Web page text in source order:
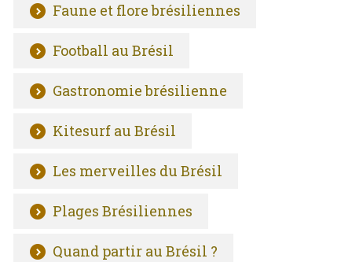
Faune et flore brésiliennes
Football au Brésil
Gastronomie brésilienne
Kitesurf au Brésil
Les merveilles du Brésil
Plages Brésiliennes
Quand partir au Brésil ?